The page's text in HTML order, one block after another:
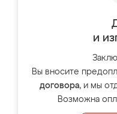
и
Вы вносите
договора, и мы
Возможна